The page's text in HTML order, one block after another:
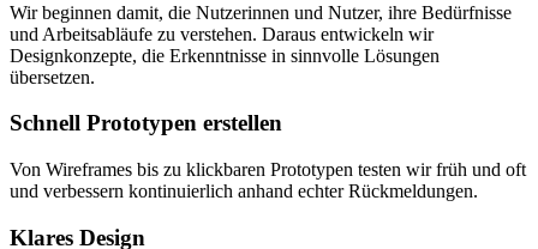
Wir beginnen damit, die Nutzerinnen und Nutzer, ihre Bedürfnisse
und Arbeitsabläufe zu verstehen. Daraus entwickeln wir
Designkonzepte, die Erkenntnisse in sinnvolle Lösungen
übersetzen.
Schnell Prototypen erstellen
Von Wireframes bis zu klickbaren Prototypen testen wir früh und oft
und verbessern kontinuierlich anhand echter Rückmeldungen.
Klares Design